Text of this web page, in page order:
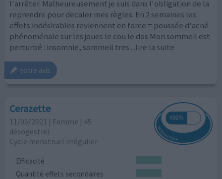
l'arrêter. Malheureusement je suis dans l'obligation de la
reprendre pour decaler mes règles. En 2 semaines les
effets indésirables reviennent en force = poussée d'acné
phénoménale sur les joues le cou le dos Mon sommeil est
perturbé : insomnie, sommeil tres ...lire la suite
votre avis
Cerazette
11/05/2021 | Femme | 45
désogestrel
Cycle menstruel irrégulier
Efficacité
Quantité effets secondaires